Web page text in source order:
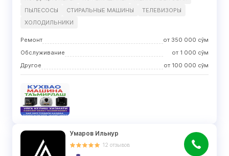
ПЫЛЕСОСЫ
СТИРАЛЬНЫЕ МАШИНЫ
ТЕЛЕВИЗОРЫ
ХОЛОДИЛЬНИКИ
Ремонт от 350 000 сўм
Обслуживание
от 1 000 сўм
Другое
от 100 000 сўм
Умаров Ильнур
12 отзывов